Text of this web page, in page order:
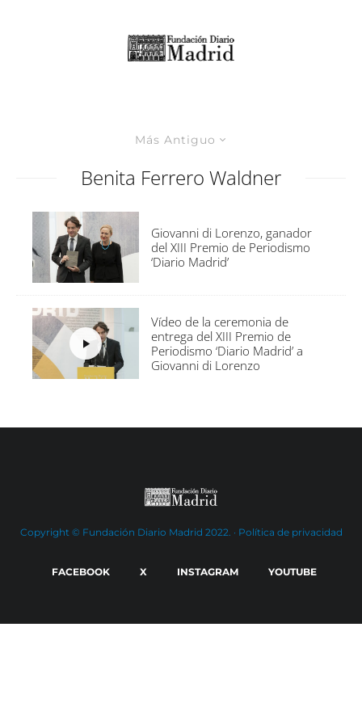
Más Antiguo
Benita Ferrero Waldner
Giovanni di Lorenzo, ganador
del XIII Premio de Periodismo
‘Diario Madrid’
Vídeo de la ceremonia de
entrega del XIII Premio de
Periodismo ‘Diario Madrid’ a
Giovanni di Lorenzo
Copyright © Fundación Diario Madrid 2022. · Política de privacidad
FACEBOOK X INSTAGRAM YOUTUBE